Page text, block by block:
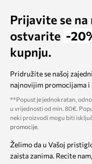
Prijavite se
ostvarite -
kupnju.
Pridružite se našoj
najnovijim promocijama
**Popust je jednokratan,
u vrijednosti od min. 80€.
neki proizvodi mogu biti
promocije.
Želimo da u Vašoj
zaista zanima. Recite